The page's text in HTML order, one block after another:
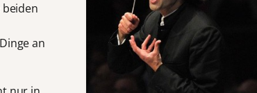
an